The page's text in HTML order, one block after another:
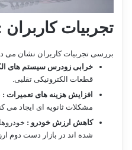
تجربیات کاربران :
بررسی تجربیات کاربران نشان می
خرابی زودرس سیستم های
قطعات الکترونیکی تقلبی.
افزایش هزینه های تعمیرات :
مشکلات ثانویه ای ایجاد می
کاهش ارزش خودرو :
شده اند در بازار دست دوم